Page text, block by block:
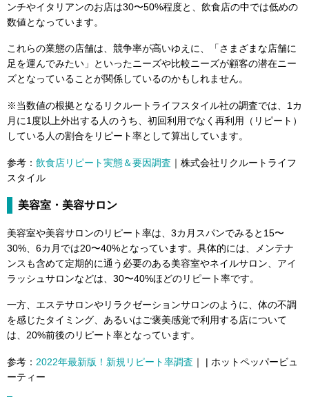
ンチやイタリアンのお店は30〜50%程度と、飲食店の中では低めの
数値となっています。
これらの業態の店舗は、競争率が高いゆえに、「さまざまな店舗に
足を運んでみたい」といったニーズや比較ニーズが顧客の潜在ニー
ズとなっていることが関係しているのかもしれません。
※当数値の根拠となるリクルートライフスタイル社の調査では、1カ
月に1度以上外出する人のうち、初回利用でなく再利用（リピート）
している人の割合をリピート率として算出しています。
参考： 飲食店リピート実態＆要因調査 ｜株式会社リクルートライフ
スタイル
美容室・美容サロン
美容室や美容サロンのリピート率は、3カ月スパンでみると15〜
30%、6カ月では20〜40%となっています。具体的には、メンテナ
ンスも含めて定期的に通う必要のある美容室やネイルサロン、アイ
ラッシュサロンなどは、30〜40%ほどのリピート率です。
一方、エステサロンやリラクゼーションサロンのように、体の不調
を感じたタイミング、あるいはご褒美感覚で利用する店について
は、20%前後のリピート率となっています。
参考： 2022年最新版！新規リピート率調査 ｜ | ホットペッパービュ
ーティー